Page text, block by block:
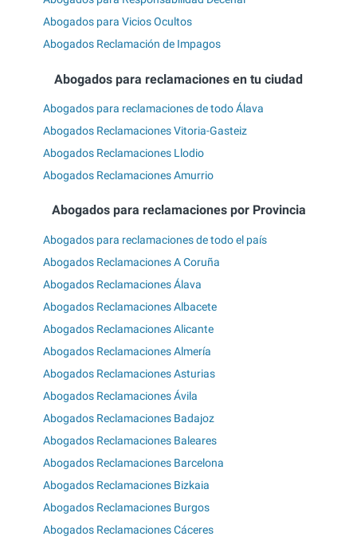
Abogados para Vicios Ocultos
Abogados Reclamación de Impagos
Abogados para reclamaciones en tu ciudad
Abogados para reclamaciones de todo Álava
Abogados Reclamaciones Vitoria-Gasteiz
Abogados Reclamaciones Llodio
Abogados Reclamaciones Amurrio
Abogados para reclamaciones por Provincia
Abogados para reclamaciones de todo el país
Abogados Reclamaciones A Coruña
Abogados Reclamaciones Álava
Abogados Reclamaciones Albacete
Abogados Reclamaciones Alicante
Abogados Reclamaciones Almería
Abogados Reclamaciones Asturias
Abogados Reclamaciones Ávila
Abogados Reclamaciones Badajoz
Abogados Reclamaciones Baleares
Abogados Reclamaciones Barcelona
Abogados Reclamaciones Bizkaia
Abogados Reclamaciones Burgos
Abogados Reclamaciones Cáceres